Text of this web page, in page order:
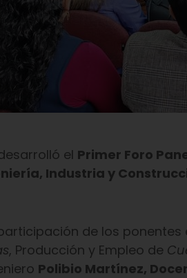
el Primer Foro
Industria y
de los
, Producción y Empleo de
Polibio Martínez,